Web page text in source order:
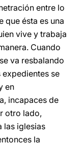
entre lo
que ésta es una
vive y trabaja
Cuando
va resbalando
se
en
incapaces de
otro lado,
las iglesias
la